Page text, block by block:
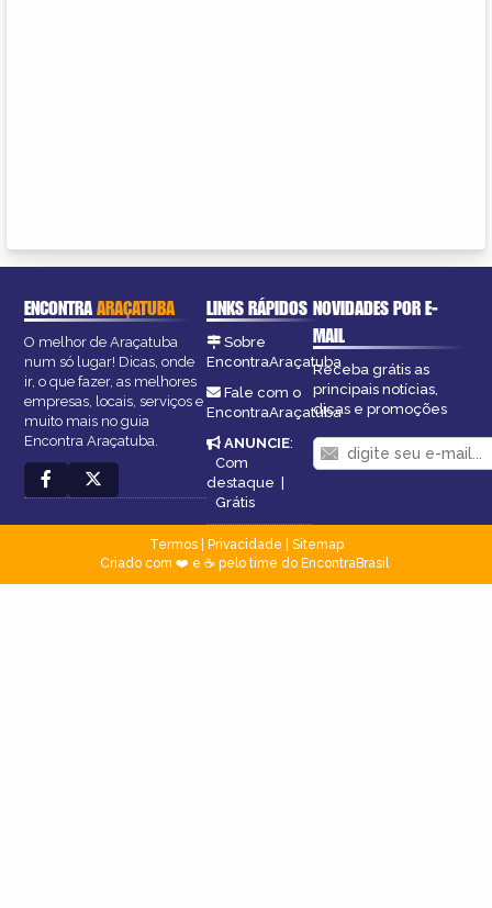
ENCONTRAARAÇATUBA
O melhor de Araçatuba
num só lugar! Dicas, onde
ir, o que fazer, as melhores
empresas, locais, serviços e
muito mais no guia
Encontra Araçatuba.
LINKS RÁPIDOS
Sobre
EncontraAraçatuba
Fale com o
EncontraAraçatuba
ANUNCIE:
Com
destaque |
Grátis
NOVIDADES POR E-
MAIL
Receba grátis as
principais notícias,
dicas e promoções
Termos| Privacidade
Sitemap
Criado com ❤️ e ☕ pelo time do EncontraBrasil